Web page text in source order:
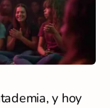
y hoy